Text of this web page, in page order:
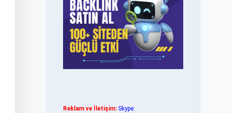
Reklam ve İletişim: Skype: